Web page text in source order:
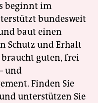
beginnt im
bundesweit
baut einen
Schutz und Erhalt
braucht guten, frei
und
Finden Sie
unterstützen Sie